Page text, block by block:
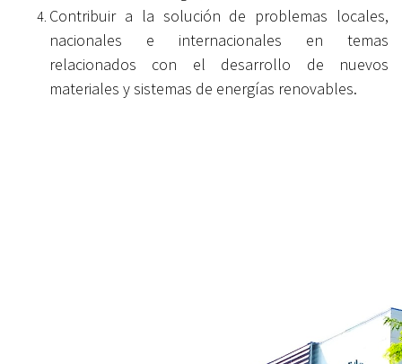
Contribuir a la solución de problemas locales,
nacionales e internacionales en temas
relacionados con el desarrollo de nuevos
materiales y sistemas de energías renovables.